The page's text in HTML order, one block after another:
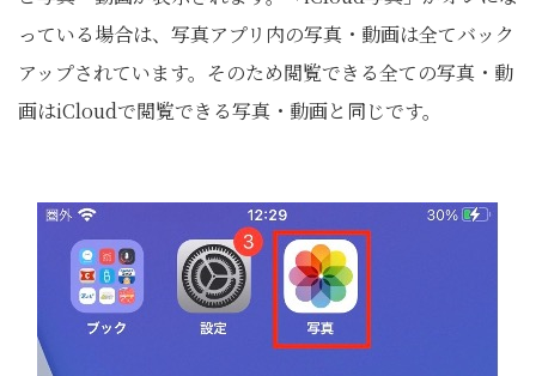
っている場合は、写真アプリ内の写真・動画は全てバック
アップされています。そのため閲覧できる全ての写真・動
画はiCloudで閲覧できる写真・動画と同じです。